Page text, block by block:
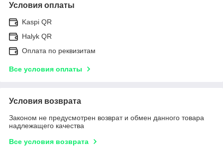
Условия оплаты
Kaspi QR
Halyk QR
Оплата по реквизитам
Все условия оплаты
Условия возврата
Законом не предусмотрен возврат и обмен данного товара
надлежащего качества
Все условия возврата